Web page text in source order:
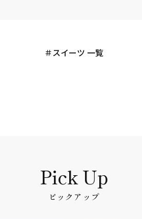
スイーツ 一覧
ピックアップ